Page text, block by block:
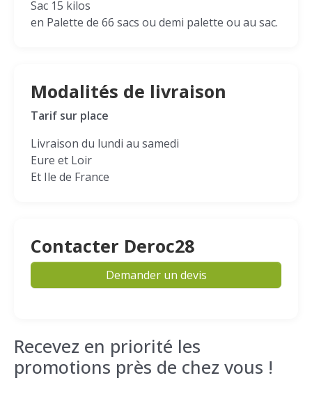
Sac 15 kilos
en Palette de 66 sacs ou demi palette ou au sac.
Modalités de livraison
Tarif sur place
Livraison du lundi au samedi
Eure et Loir
Et Ile de France
Contacter Deroc28
Demander un devis
Recevez en priorité les
promotions près de chez vous !